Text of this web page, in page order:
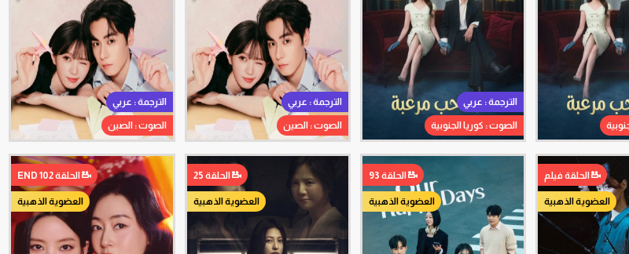
الترجمة : عربي
الصوت : كوريا الجنوبية
الترجمة : عربي
الصوت : الصين
الترجمة : عربي
الصوت : الصين
العضوية الذهبية
الحلقة فيلم
العضوية الذهبية
الحلقة 93
العضوية الذهبية
الحلقة 25
العضوية الذهبية
الحلقة 102 END